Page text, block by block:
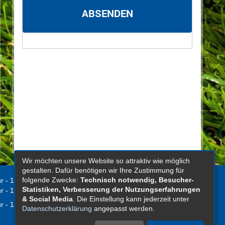
notwendig.
Euro inkl.
weihnachtliche
extra am
vorher noch
Einkäufe in der
Frau Christine
geht es um
Bräuche im
Kränze,
Verköstigung
inklusive.
ja auch durch
Herzberg von
verrät: „Wir
richtig in
am 14.
- 12.00 Uhr
- 16.00 Uhr
- 12.00 Uhr
Kontakt
Impressum
Datenschutz
Sitemap
Wir möchten unsere Website so attraktiv wie möglich
gestalten. Dafür benötigen wir Ihre Zustimmung für
folgende Zwecke: Technisch notwendig, Besucher-
Statistiken, Verbesserung der Nutzungserfahrungen
& Social Media . Die Einstellung kann jederzeit unter
Datenschutzerklärung angepasst werden.